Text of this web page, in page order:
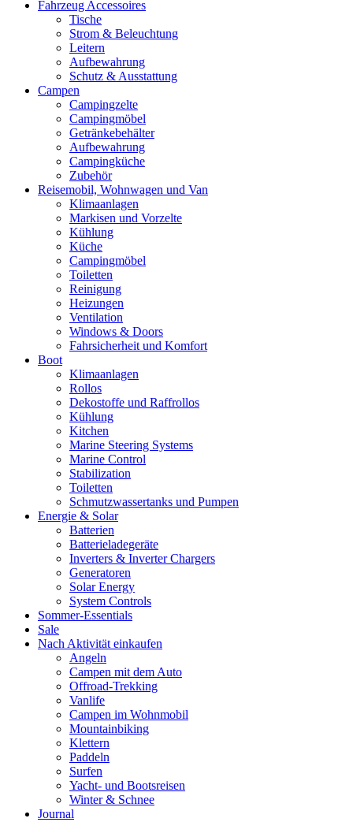
Fahrzeug Accessoires
Tische
Strom & Beleuchtung
Leitern
Aufbewahrung
Schutz & Ausstattung
Campen
Campingzelte
Campingmöbel
Getränkebehälter
Aufbewahrung
Campingküche
Zubehör
Reisemobil, Wohnwagen und Van
Klimaanlagen
Markisen und Vorzelte
Kühlung
Küche
Campingmöbel
Toiletten
Reinigung
Heizungen
Ventilation
Windows & Doors
Fahrsicherheit und Komfort
Boot
Klimaanlagen
Rollos
Dekostoffe und Raffrollos
Kühlung
Kitchen
Marine Steering Systems
Marine Control
Stabilization
Toiletten
Schmutzwassertanks und Pumpen
Energie & Solar
Batterien
Batterieladegeräte
Inverters & Inverter Chargers
Generatoren
Solar Energy
System Controls
Sommer-Essentials
Sale
Nach Aktivität einkaufen
Angeln
Campen mit dem Auto
Offroad-Trekking
Vanlife
Campen im Wohnmobil
Mountainbiking
Klettern
Paddeln
Surfen
Yacht- und Bootsreisen
Winter & Schnee
Journal